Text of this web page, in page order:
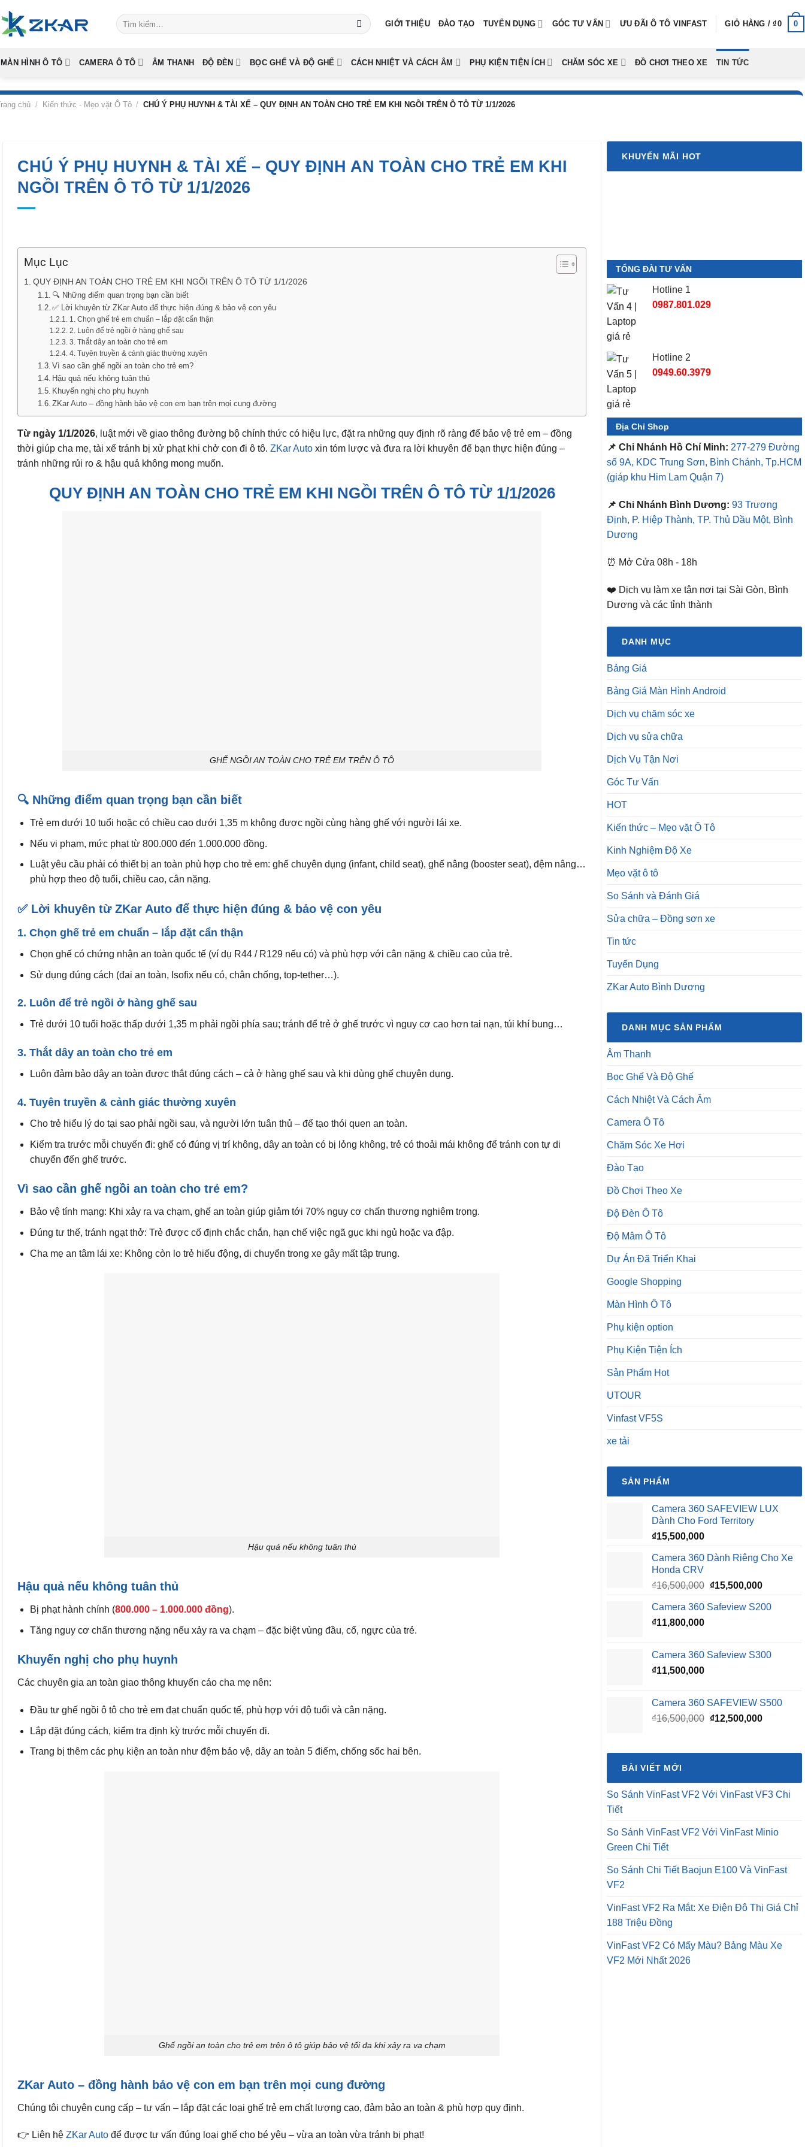
to
content
Tìm
kiếm:
GIỚI THIỆU ĐÀO TẠO TUYỂN DỤNG GÓC TƯ VẤN ƯU ĐÃI Ô TÔ VINFAST GIỎ HÀNG /₫0 0
MÀN HÌNH Ô TÔ CAMERA Ô TÔ ÂM THANH ĐỘ ĐÈN BỌC GHẾ VÀ ĐỘ GHẾ CÁCH NHIỆT VÀ CÁCH ÂM PHỤ KIỆN TIỆN ÍCH CHĂM SÓC XE ĐỒ CHƠI THEO XE TIN TỨC
chủ / Kiến thức - Mẹo vặt Ô Tô / CHÚ Ý PHỤ HUYNH & TÀI XẾ – QUY ĐỊNH AN TOÀN CHO TRẺ EM KHI NGỒI TRÊN Ô TÔ TỪ 1/1/2026
CHÚ Ý PHỤ HUYNH & TÀI XẾ – QUY ĐỊNH AN TOÀN CHO TRẺ EM KHI
NGỒI TRÊN Ô TÔ TỪ 1/1/2026
Mục Lục
QUY ĐỊNH AN TOÀN CHO TRẺ EM KHI NGỒI TRÊN Ô TÔ TỪ 1/1/2026
🔍 Những điểm quan trọng bạn cần biết
✅ Lời khuyên từ ZKar Auto để thực hiện đúng & bảo vệ con yêu
1. Chọn ghế trẻ em chuẩn – lắp đặt cẩn thận
2. Luôn để trẻ ngồi ở hàng ghế sau
3. Thắt dây an toàn cho trẻ em
4. Tuyên truyền & cảnh giác thường xuyên
Vì sao cần ghế ngồi an toàn cho trẻ em?
Hậu quả nếu không tuân thủ
Khuyến nghị cho phụ huynh
ZKar Auto – đồng hành bảo vệ con em bạn trên mọi cung đường
Từ ngày 1/1/2026, luật mới về giao thông đường bộ chính thức có hiệu lực, đặt ra những quy định rõ ràng để bảo vệ trẻ em – đồng
thời giúp cha mẹ, tài xế tránh bị xử phạt khi chở con đi ô tô. ZKar Auto xin tóm lược và đưa ra lời khuyên để bạn thực hiện đúng –
tránh những rủi ro & hậu quả không mong muốn.
QUY ĐỊNH AN TOÀN CHO TRẺ EM KHI NGỒI TRÊN Ô TÔ TỪ 1/1/2026
GHẾ NGỒI AN TOÀN CHO TRẺ EM TRÊN Ô TÔ
🔍 Những điểm quan trọng bạn cần biết
Trẻ em dưới 10 tuổi hoặc có chiều cao dưới 1,35 m không được ngồi cùng hàng ghế với người lái xe.
Nếu vi phạm, mức phạt từ 800.000 đến 1.000.000 đồng.
Luật yêu cầu phải có thiết bị an toàn phù hợp cho trẻ em: ghế chuyên dụng (infant, child seat), ghế nâng (booster seat), đệm nâng…
phù hợp theo độ tuổi, chiều cao, cân nặng.
✅ Lời khuyên từ ZKar Auto để thực hiện đúng & bảo vệ con yêu
1. Chọn ghế trẻ em chuẩn – lắp đặt cẩn thận
Chọn ghế có chứng nhận an toàn quốc tế (ví dụ R44 / R129 nếu có) và phù hợp với cân nặng & chiều cao của trẻ.
Sử dụng đúng cách (đai an toàn, Isofix nếu có, chân chống, top-tether…).
2. Luôn để trẻ ngồi ở hàng ghế sau
Trẻ dưới 10 tuổi hoặc thấp dưới 1,35 m phải ngồi phía sau; tránh để trẻ ở ghế trước vì nguy cơ cao hơn tai nạn, túi khí bung…
3. Thắt dây an toàn cho trẻ em
Luôn đảm bảo dây an toàn được thắt đúng cách – cả ở hàng ghế sau và khi dùng ghế chuyên dụng.
4. Tuyên truyền & cảnh giác thường xuyên
Cho trẻ hiểu lý do tại sao phải ngồi sau, và người lớn tuân thủ – để tạo thói quen an toàn.
Kiểm tra trước mỗi chuyến đi: ghế có đúng vị trí không, dây an toàn có bị lỏng không, trẻ có thoải mái không để tránh con tự di
chuyển đến ghế trước.
Vì sao cần ghế ngồi an toàn cho trẻ em?
Bảo vệ tính mạng: Khi xảy ra va chạm, ghế an toàn giúp giảm tới 70% nguy cơ chấn thương nghiêm trọng.
Đúng tư thế, tránh ngạt thở: Trẻ được cố định chắc chắn, hạn chế việc ngã gục khi ngủ hoặc va đập.
Cha mẹ an tâm lái xe: Không còn lo trẻ hiếu động, di chuyển trong xe gây mất tập trung.
Hậu quả nếu không tuân thủ
Hậu quả nếu không tuân thủ
Bị phạt hành chính (800.000 – 1.000.000 đồng).
Tăng nguy cơ chấn thương nặng nếu xảy ra va chạm – đặc biệt vùng đầu, cổ, ngực của trẻ.
Khuyến nghị cho phụ huynh
Các chuyên gia an toàn giao thông khuyến cáo cha mẹ nên:
Đầu tư ghế ngồi ô tô cho trẻ em đạt chuẩn quốc tế, phù hợp với độ tuổi và cân nặng.
Lắp đặt đúng cách, kiểm tra định kỳ trước mỗi chuyến đi.
Trang bị thêm các phụ kiện an toàn như đệm bảo vệ, dây an toàn 5 điểm, chống sốc hai bên.
Ghế ngồi an toàn cho trẻ em trên ô tô giúp bảo vệ tối đa khi xảy ra va chạm
ZKar Auto – đồng hành bảo vệ con em bạn trên mọi cung đường
Chúng tôi chuyên cung cấp – tư vấn – lắp đặt các loại ghế trẻ em chất lượng cao, đảm bảo an toàn & phù hợp quy định.
👉 Liên hệ ZKar Auto để được tư vấn đúng loại ghế cho bé yêu – vừa an toàn vừa tránh bị phạt!
KHUYẾN MÃI HOT
TỔNG ĐÀI TƯ VẤN
Hotline 1
0987.801.029
Hotline 2
0949.60.3979
Địa Chỉ Shop
📌 Chi Nhánh Hồ Chí Minh: 277-279 Đường
số 9A, KDC Trung Sơn, Bình Chánh, Tp.HCM
(giáp khu Him Lam Quận 7)
📌 Chi Nhánh Bình Dương: 93 Trương
Định, P. Hiệp Thành, TP. Thủ Dầu Một, Bình
Dương
⏰ Mở Cửa 08h - 18h
❤️ Dịch vụ làm xe tận nơi tại Sài Gòn, Bình
Dương và các tỉnh thành
DANH MỤC
Bảng Giá
Bảng Giá Màn Hình Android
Dịch vụ chăm sóc xe
Dịch vụ sửa chữa
Dịch Vụ Tận Nơi
Góc Tư Vấn
HOT
Kiến thức – Mẹo vặt Ô Tô
Kinh Nghiệm Độ Xe
Mẹo vặt ô tô
So Sánh và Đánh Giá
Sửa chữa – Đồng sơn xe
Tin tức
Tuyển Dụng
ZKar Auto Bình Dương
DANH MỤC SẢN PHẨM
Âm Thanh
Bọc Ghế Và Độ Ghế
Cách Nhiệt Và Cách Âm
Camera Ô Tô
Chăm Sóc Xe Hơi
Đào Tạo
Đồ Chơi Theo Xe
Độ Đèn Ô Tô
Độ Mâm Ô Tô
Dự Án Đã Triển Khai
Google Shopping
Màn Hình Ô Tô
Phụ kiện option
Phụ Kiện Tiện Ích
Sản Phẩm Hot
UTOUR
Vinfast VF5S
xe tải
SẢN PHẨM
Camera 360 SAFEVIEW LUX
Dành Cho Ford Territory
₫15,500,000
Camera 360 Dành Riêng Cho Xe
Honda CRV
₫16,500,000 Giá
là:
₫15,500,000Giá
tại
Camera 360 Safeview S200
₫11,800,000
Camera 360 Safeview S300
₫11,500,000
Camera 360 SAFEVIEW S500
₫16,500,000 Giá
₫16,500,000.
₫12,500,000Giá
là:
BÀI VIẾT MỚI
So Sánh VinFast VF2 Với VinFast VF3 Chi
Tiết
So Sánh VinFast VF2 Với VinFast Minio
Green Chi Tiết
So Sánh Chi Tiết Baojun E100 Và VinFast
VF2
VinFast VF2 Ra Mắt: Xe Điện Đô Thị Giá Chỉ
188 Triệu Đồng
VinFast VF2 Có Mấy Màu? Bảng Màu Xe
VF2 Mới Nhất 2026